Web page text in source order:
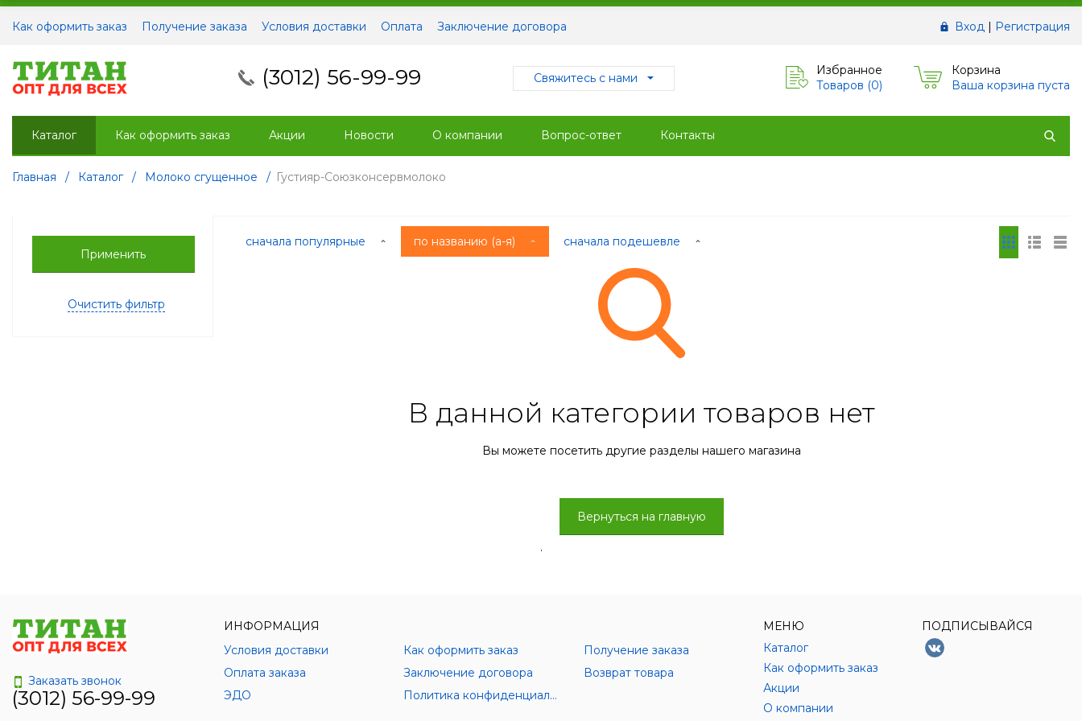
Вход | Регистрация
Как оформить заказ Получение заказа Условия доставки Оплата Заключение договора
(3012) 56-99-99 Свяжитесь с нами
Избранное
Товаров (0)
Корзина
Ваша корзина пуста
Каталог Как оформить заказ Акции Новости О компании Вопрос-ответ Контакты
Главная / Каталог / Молоко сгущенное / Густияр-Союзконсервмолоко
сначала популярные по названию (а-я)
сначала подешевле
Применить
Очистить фильтр
В данной категории товаров нет
Вы можете посетить другие разделы нашего магазина
Вернуться на главную
.
Заказать звонок
(3012) 56-99-99
ИНФОРМАЦИЯ
Условия доставки
Как оформить заказ
Получение заказа
Оплата заказа
Заключение договора
Возврат товара
ЭДО
Политика конфиденциальности
МЕНЮ
Каталог
Как оформить заказ
Акции
О компании
ПОДПИСЫВАЙСЯ